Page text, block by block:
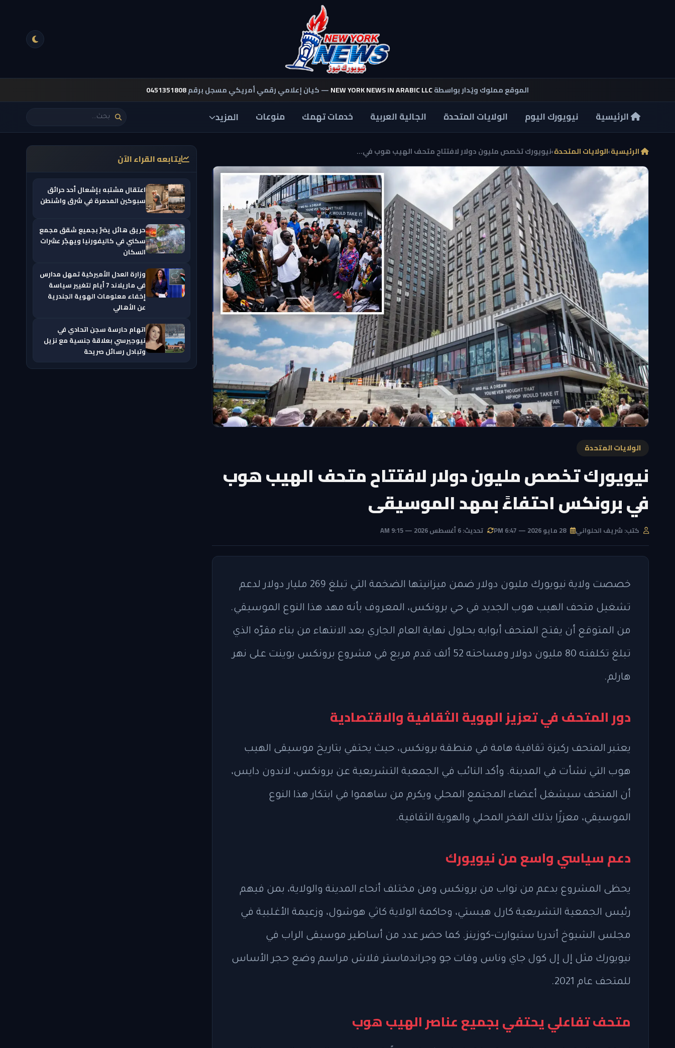
الموقع مملوك ويُدار بواسطةNEW YORK NEWS IN ARABIC LLC— كيان إعلامي رقمي أمريكي مسجل برقم0451351808
الرئيسية نيويورك اليوم الولايات المتحدة الجالية العربية خدمات تهمك منوعات المزيد
الرئيسية›الولايات المتحدة›نيويورك تخصص مليون دولار لافتتاح متحف الهيب هوب في...
الولايات المتحدة
نيويورك تخصص مليون دولار لافتتاح متحف الهيب هوب
في برونكس احتفاءً بمهد الموسيقى
كتب: شريف الحلواني 28 مايو 2026 — 6:47 PM تحديث: 6 أغسطس 2026 — 9:15 AM
خصصت ولاية نيويورك مليون دولار ضمن ميزانيتها الضخمة التي تبلغ 269 مليار دولار لدعم
تشغيل متحف الهيب هوب الجديد في حي برونكس، المعروف بأنه مهد هذا النوع الموسيقي.
من المتوقع أن يفتح المتحف أبوابه بحلول نهاية العام الجاري بعد الانتهاء من بناء مقرّه الذي
تبلغ تكلفته 80 مليون دولار ومساحته 52 ألف قدم مربع في مشروع برونكس بوينت على نهر
هارلم.
دور المتحف في تعزيز الهوية الثقافية والاقتصادية
يعتبر المتحف ركيزة ثقافية هامة في منطقة برونكس، حيث يحتفي بتاريخ موسيقى الهيب
هوب التي نشأت في المدينة. وأكد النائب في الجمعية التشريعية عن برونكس، لاندون دايس،
أن المتحف سيشغل أعضاء المجتمع المحلي ويكرم من ساهموا في ابتكار هذا النوع
الموسيقي، معززًا بذلك الفخر المحلي والهوية الثقافية.
دعم سياسي واسع من نيويورك
يحظى المشروع بدعم من نواب من برونكس ومن مختلف أنحاء المدينة والولاية، بمن فيهم
رئيس الجمعية التشريعية كارل هيستي، وحاكمة الولاية كاثي هوشول، وزعيمة الأغلبية في
مجلس الشيوخ أندريا ستيوارت-كوزينز. كما حضر عدد من أساطير موسيقى الراب في
نيويورك مثل إل إل كول جاي وناس وفات جو وجراندماستر فلاش مراسم وضع حجر الأساس
للمتحف عام 2021.
متحف تفاعلي يحتفي بجميع عناصر الهيب هوب
يتابعه القراء الآن
اعتقال مشتبه بإشعال أحد حرائق
سبوكين المدمرة في شرق واشنطن
حريق هائل يضرّ بجميع شقق مجمع
سكني في كاليفورنيا ويهجّر عشرات
السكان
وزارة العدل الأميركية تمهل مدارس
في ماريلاند 7 أيام لتغيير سياسة
إخفاء معلومات الهوية الجندرية
عن الأهالي
اتهام حارسة سجن اتحادي في
نيوجيرسي بعلاقة جنسية مع نزيل
وتبادل رسائل صريحة